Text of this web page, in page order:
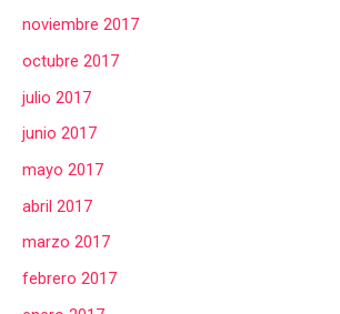
noviembre 2017
octubre 2017
julio 2017
junio 2017
mayo 2017
abril 2017
marzo 2017
febrero 2017